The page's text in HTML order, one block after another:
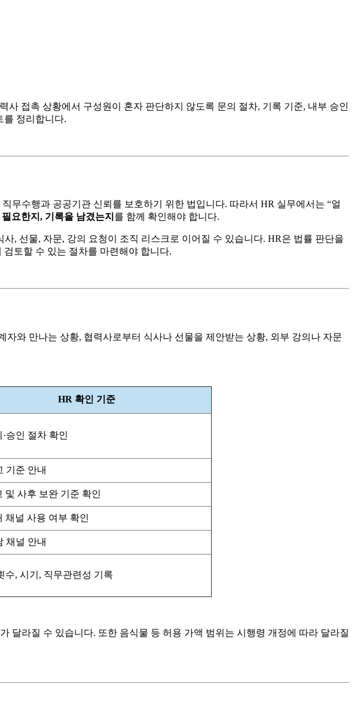
접촉 상황에서 구성원이 혼자 판단하지 않도록 문의 절차, 기록 기준, 내부 승인
를 정리합니다.
무수행과 공공기관 신뢰를 보호하기 위한 법입니다. 따라서 HR 실무에서는 “얼
요한지, 기록을 남겼는지 를 함께 확인해야 합니다.
, 선물, 자문, 강의 요청이 조직 리스크로 이어질 수 있습니다. HR은 법률 판단을
토할 수 있는 절차를 마련해야 합니다.
와 만나는 상황, 협력사로부터 식사나 선물을 제안받는 상황, 외부 강의나 자문
HR 확인 기준
승인 절차 확인
기준 안내
및 사후 보완 기준 확인
채널 사용 여부 확인
채널 안내
수, 시기, 직무관련성 기록
달라질 수 있습니다. 또한 음식물 등 허용 가액 범위는 시행령 개정에 따라 달라질